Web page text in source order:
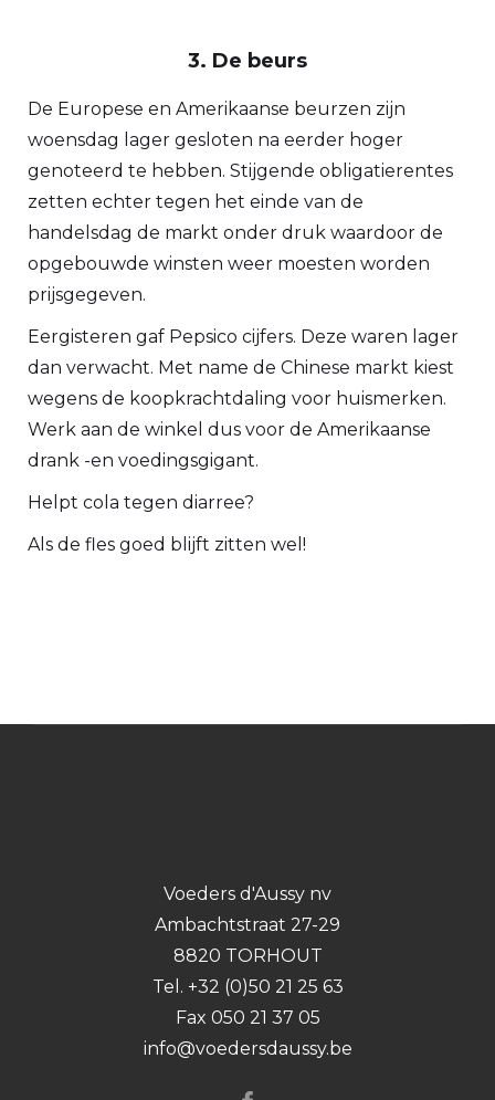
3. De beurs
De Europese en Amerikaanse beurzen zijn
woensdag lager gesloten na eerder hoger
genoteerd te hebben. Stijgende obligatierentes
zetten echter tegen het einde van de
handelsdag de markt onder druk waardoor de
opgebouwde winsten weer moesten worden
prijsgegeven.
Eergisteren gaf Pepsico cijfers. Deze waren lager
dan verwacht. Met name de Chinese markt kiest
wegens de koopkrachtdaling voor huismerken.
Werk aan de winkel dus voor de Amerikaanse
drank -en voedingsgigant.
Helpt cola tegen diarree?
Als de fles goed blijft zitten wel!
Voeders d'Aussy nv
Ambachtstraat 27-29
8820 TORHOUT
Tel. +32 (0)50 21 25 63
Fax 050 21 37 05
info@voedersdaussy.be